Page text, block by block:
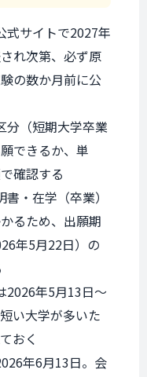
式サイトで2027年
れ次第、必ず原
の数か月前に公
分（短期大学卒業
できるか、単
確認する
書・在学（卒業）
るため、出願期
年5月22日）の
2026年5月13日〜
い大学が多いた
おく
年6月13日。会